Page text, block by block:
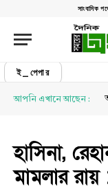
সাংবাদিক
ই_পেপার
আপনি এখানে আছেন :
হাসিনা,
মামলার রায়